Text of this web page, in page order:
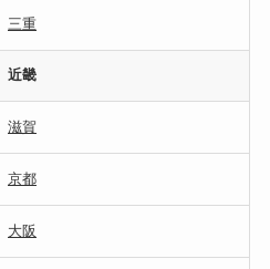
三重
近畿
滋賀
京都
大阪